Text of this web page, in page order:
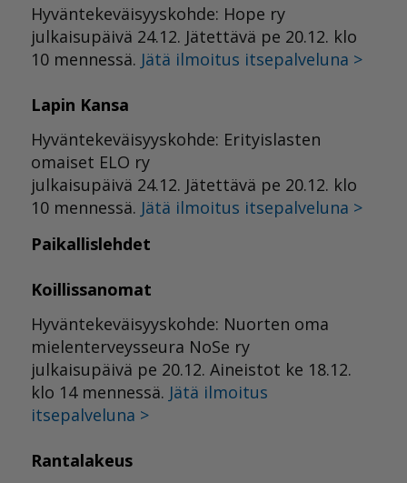
Hyväntekeväisyyskohde: Hope ry
julkaisupäivä 24.12. Jätettävä pe 20.12. klo
10 mennessä. Jätä ilmoitus itsepalveluna >
Lapin Kansa
Hyväntekeväisyyskohde: Erityislasten
omaiset ELO ry
julkaisupäivä 24.12. Jätettävä pe 20.12. klo
10 mennessä. Jätä ilmoitus itsepalveluna >
Paikallislehdet
Koillissanomat
Hyväntekeväisyyskohde: Nuorten oma
mielenterveysseura NoSe ry
julkaisupäivä pe 20.12. Aineistot ke 18.12.
klo 14 mennessä. Jätä ilmoitus
itsepalveluna >
Rantalakeus